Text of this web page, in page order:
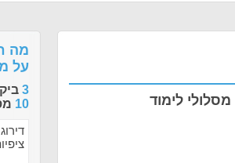
מסלולי לימוד
מה
על
3
10